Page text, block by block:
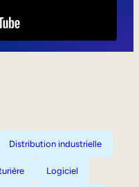
Distribution industrielle
Logiciel